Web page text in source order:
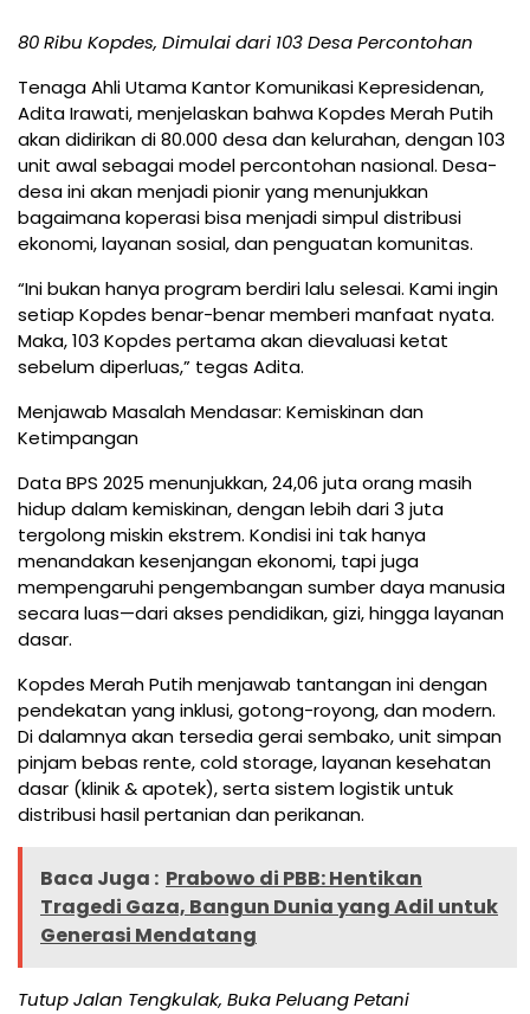
80 Ribu Kopdes, Dimulai dari 103 Desa Percontohan
Tenaga Ahli Utama Kantor Komunikasi Kepresidenan,
Adita Irawati, menjelaskan bahwa Kopdes Merah Putih
akan didirikan di 80.000 desa dan kelurahan, dengan 103
unit awal sebagai model percontohan nasional. Desa-
desa ini akan menjadi pionir yang menunjukkan
bagaimana koperasi bisa menjadi simpul distribusi
ekonomi, layanan sosial, dan penguatan komunitas.
“Ini bukan hanya program berdiri lalu selesai. Kami ingin
setiap Kopdes benar-benar memberi manfaat nyata.
Maka, 103 Kopdes pertama akan dievaluasi ketat
sebelum diperluas,” tegas Adita.
Menjawab Masalah Mendasar: Kemiskinan dan
Ketimpangan
Data BPS 2025 menunjukkan, 24,06 juta orang masih
hidup dalam kemiskinan, dengan lebih dari 3 juta
tergolong miskin ekstrem. Kondisi ini tak hanya
menandakan kesenjangan ekonomi, tapi juga
mempengaruhi pengembangan sumber daya manusia
secara luas—dari akses pendidikan, gizi, hingga layanan
dasar.
Kopdes Merah Putih menjawab tantangan ini dengan
pendekatan yang inklusi, gotong-royong, dan modern.
Di dalamnya akan tersedia gerai sembako, unit simpan
pinjam bebas rente, cold storage, layanan kesehatan
dasar (klinik & apotek), serta sistem logistik untuk
distribusi hasil pertanian dan perikanan.
Baca Juga : Prabowo di PBB: Hentikan
Tragedi Gaza, Bangun Dunia yang Adil untuk
Generasi Mendatang
Tutup Jalan Tengkulak, Buka Peluang Petani